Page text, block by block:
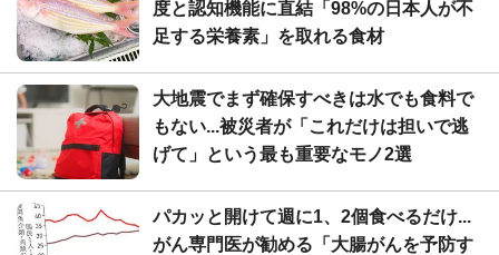
度と認知機能に直結「98%の日本人が不
足する栄養素」を取れる食材
大地震でまず確保すべきは水でも食料で
もない...被災者が「これだけは担いで逃
げて」という最も重要なモノ2選
パカッと開けて週に1、2個食べるだけ...
がん専門医が勧める「大腸がんを予防す